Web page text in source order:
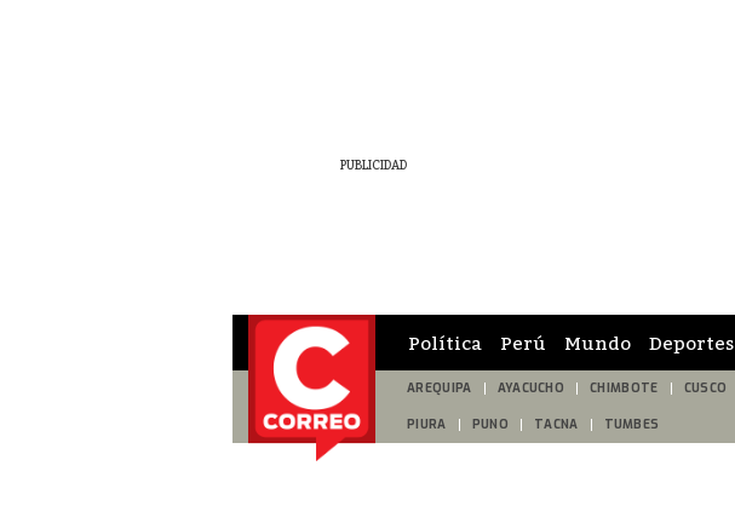
Política Perú Mundo Deportes
AREQUIPA AYACUCHO CHIMBOTE CUSCO
PIURA PUNO TACNA TUMBES